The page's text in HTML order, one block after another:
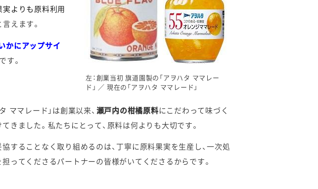
左：創業当初 旗道園製の「アヲハタ ママレー
ド」 ／ 現在の「アヲハタ ママレード」
よりも原料利用
言えます。
かにアップサイ
す。
ママレード」は創業以来、 瀬戸内の柑橘原料にこだわって味づく
てきました。私たちにとって、原料は何よりも大切です。
協することなく取り組めるのは、丁寧に原料果実を生産し、一次処
ってくださるパートナーの皆様がいてくださるからです。